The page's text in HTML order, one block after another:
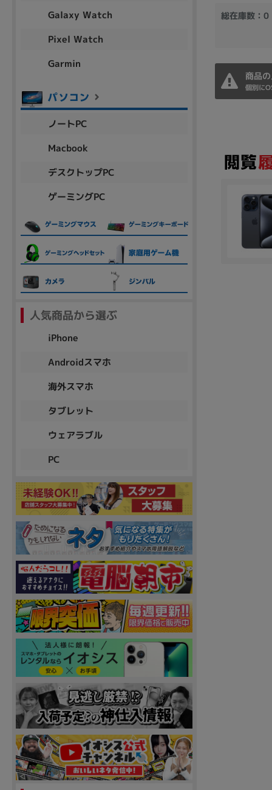
総在庫数：0
商品
個別に
Galaxy Watch
Pixel Watch
Garmin
ノートPC
Macbook
デスクトップPC
ゲーミングPC
人気商品から選ぶ
iPhone
Androidスマホ
海外スマホ
タブレット
ウェアラブル
PC
MacOS
容量
~
円 ～
各項目のチェックボックスは「or検索」となります。